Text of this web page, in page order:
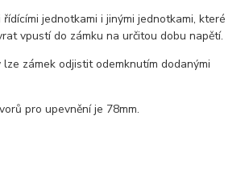
jednotkami i jinými jednotkami, které
vpustí do zámku na určitou dobu napětí.
zámek odjistit odemknutím dodanými
pro upevnění je 78mm.